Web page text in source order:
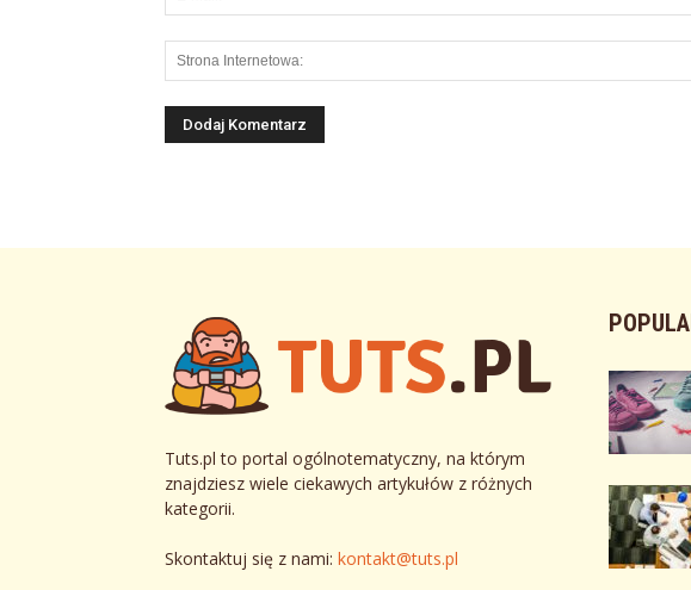
Tuts.pl to portal ogólnotematyczny, na którym
znajdziesz wiele ciekawych artykułów z różnych
kategorii.
Skontaktuj się z nami: kontakt@tuts.pl